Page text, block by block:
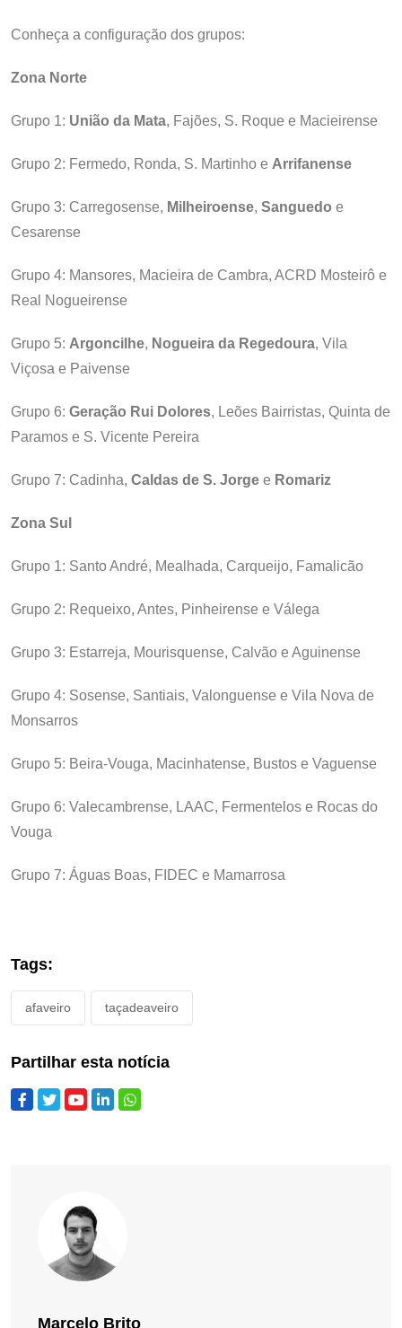
Conheça a configuração dos grupos:
Zona Norte
Grupo 1: União da Mata, Fajões, S. Roque e Macieirense
Grupo 2: Fermedo, Ronda, S. Martinho e Arrifanense
Grupo 3: Carregosense, Milheiroense, Sanguedo e
Cesarense
Grupo 4: Mansores, Macieira de Cambra, ACRD Mosteirô e
Real Nogueirense
Grupo 5: Argoncilhe, Nogueira da Regedoura, Vila
Viçosa e Paivense
Grupo 6: Geração Rui Dolores, Leões Bairristas, Quinta de
Paramos e S. Vicente Pereira
Grupo 7: Cadinha, Caldas de S. Jorge e Romariz
Zona Sul
Grupo 1: Santo André, Mealhada, Carqueijo, Famalicão
Grupo 2: Requeixo, Antes, Pinheirense e Válega
Grupo 3: Estarreja, Mourisquense, Calvão e Aguinense
Grupo 4: Sosense, Santiais, Valonguense e Vila Nova de
Monsarros
Grupo 5: Beira-Vouga, Macinhatense, Bustos e Vaguense
Grupo 6: Valecambrense, LAAC, Fermentelos e Rocas do
Vouga
Grupo 7: Águas Boas, FIDEC e Mamarrosa
Tags:
afaveiro taçadeaveiro
Partilhar esta notícia
Marcelo Brito